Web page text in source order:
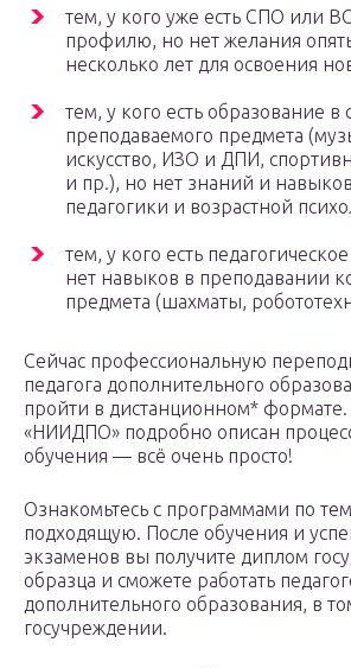
тем, у кого уже есть СПО или
профилю, но нет желания опять
несколько лет для освоения
тем, у кого есть образование в
преподаваемого предмета
искусство, ИЗО и ДПИ,
и пр.), но нет знаний и
педагогики и возрастной
тем, у кого есть
нет навыков в преподавании
предмета (шахматы,
Сейчас профессиональную
педагога дополнительного
пройти в дистанционном*
«НИИДПО» подробно описан
обучения — всё очень просто!
Ознакомьтесь с программами по
подходящую. После обучения и
экзаменов вы получите диплом
образца и сможете работать
дополнительного образования, в
госучреждении.